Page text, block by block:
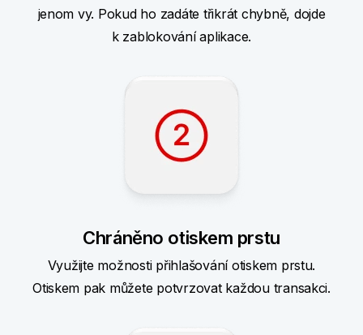
jenom vy. Pokud ho zadáte třikrát chybně, dojde
k zablokování aplikace.
Chráněno otiskem prstu
Využijte možnosti přihlašování otiskem prstu.
Otiskem pak můžete potvrzovat každou transakci.